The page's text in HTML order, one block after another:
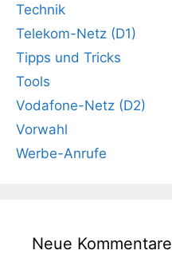
Technik
Telekom-Netz (D1)
Tipps und Tricks
Tools
Vodafone-Netz (D2)
Vorwahl
Werbe-Anrufe
Neue Kommentare